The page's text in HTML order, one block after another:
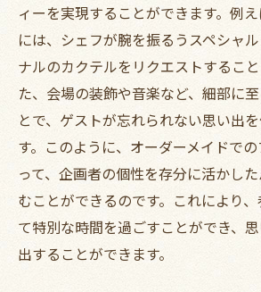
ィーを実現することができます。例
には、シェフが腕を振るうスペシャ
ナルのカクテルをリクエストするこ
た、会場の装飾や音楽など、細部に
とで、ゲストが忘れられない思い出
す。このように、オーダーメイドで
って、企画者の個性を存分に活かし
むことができるのです。これにより
て特別な時間を過ごすことができ、
出することができます。